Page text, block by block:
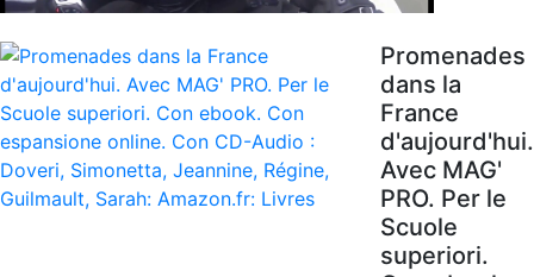
Promenades
dans la
France
d'aujourd'hui.
Avec MAG'
PRO. Per le
Scuole
superiori.